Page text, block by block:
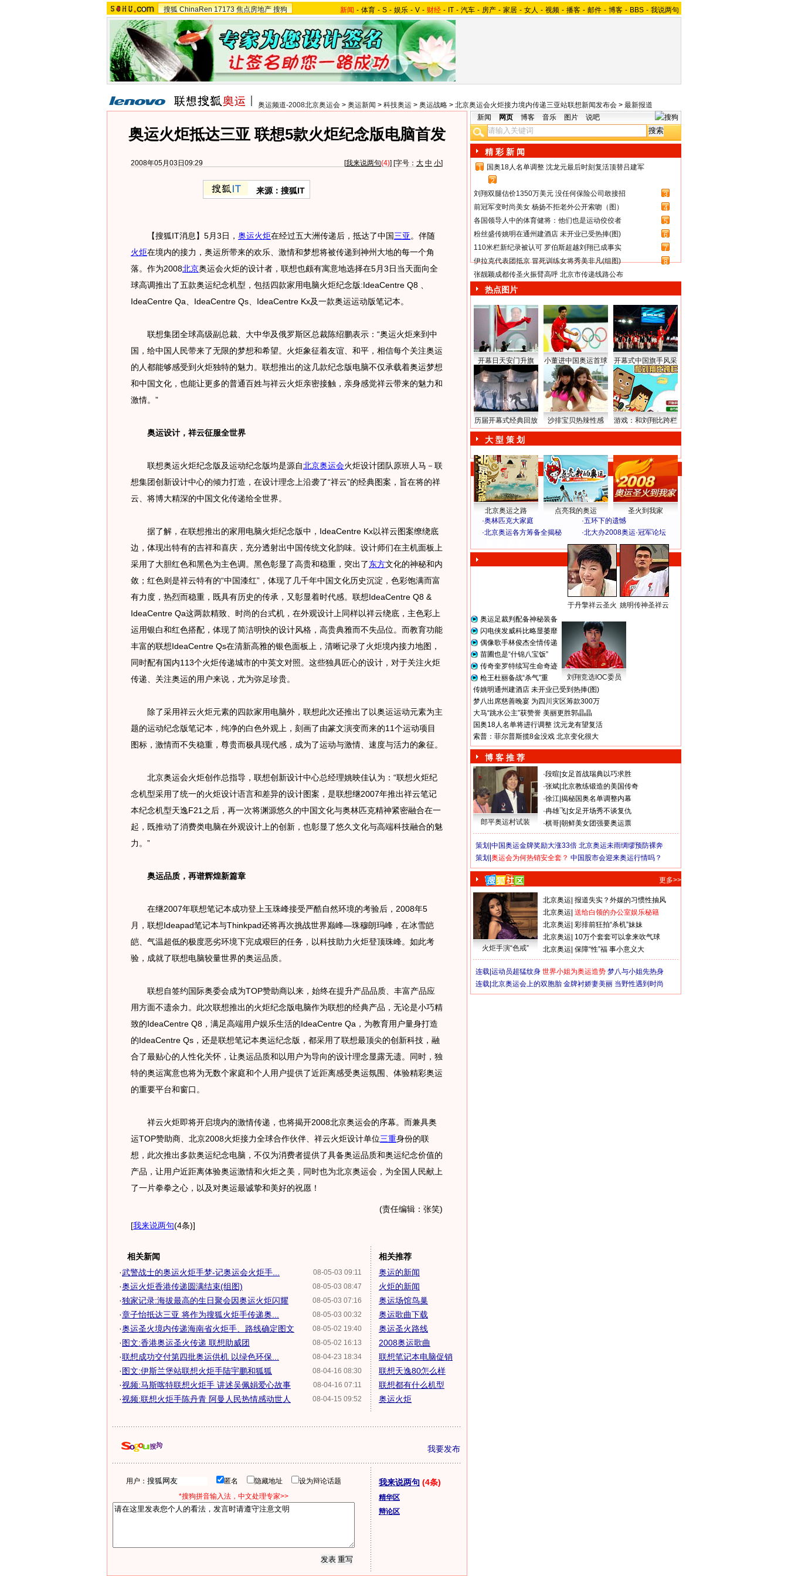
搜狐 ChinaRen 17173 焦点房地产 搜狗 新闻 - 体育 - S - 娱乐 - V - 财经 - IT - 汽车 - 房产 - 家居 - 女人 - 视频 - 播客 - 邮件 - 博客 - BBS - 我说两句
奥运频道-2008北京奥运会 > 奥运新闻 > 科技奥运 > 奥运战略 > 北京奥运会火炬接力境内传递三亚站联想新闻发布会 > 最新报道
奥运火炬抵达三亚 联想5款火炬纪念版电脑首发
2008年05月03日09:29 [我来说两句(4)] [字号： 大 中 小]
来源：搜狐IT
【搜狐IT消息】5月3日， 奥运火炬在经过五大洲传递后，抵达了中国三亚。伴随
火炬在境内的接力，奥运所带来的欢乐、激情和梦想将被传递到神州大地的每一个角
落。作为2008北京奥运会火炬的设计者，联想也颇有寓意地选择在5月3日当天面向全
球高调推出了五款奥运纪念机型，包括四款家用电脑火炬纪念版:IdeaCentre Q8 、
IdeaCentre Qa、IdeaCentre Qs、IdeaCentre Kx及一款奥运运动版笔记本。
联想集团全球高级副总裁、大中华及俄罗斯区总裁陈绍鹏表示：“奥运火炬来到中
国，给中国人民带来了无限的梦想和希望。火炬象征着友谊、和平，相信每个关注奥运
的人都能够感受到火炬独特的魅力。联想推出的这几款纪念版电脑不仅承载着奥运梦想
和中国文化，也能让更多的普通百姓与祥云火炬亲密接触，亲身感觉祥云带来的魅力和
激情。”
奥运设计，祥云征服全世界
联想奥运火炬纪念版及运动纪念版均是源自北京奥运会火炬设计团队原班人马－联
想集团创新设计中心的倾力打造，在设计理念上沿袭了“祥云”的经典图案，旨在将的祥
云、将博大精深的中国文化传递给全世界。
据了解，在联想推出的家用电脑火炬纪念版中，IdeaCentre Kx以祥云图案缭绕底
边，体现出特有的吉祥和喜庆，充分透射出中国传统文化韵味。设计师们在主机面板上
采用了大胆红色和黑色为主色调。黑色彰显了高贵和稳重，突出了东方文化的神秘和内
敛；红色则是祥云特有的“中国漆红”，体现了几千年中国文化历史沉淀，色彩饱满而富
有力度，热烈而稳重，既具有历史的传承，又彰显着时代感。联想IdeaCentre Q8 &
IdeaCentre Qa这两款精致、时尚的台式机，在外观设计上同样以祥云绕底，主色彩上
运用银白和红色搭配，体现了简洁明快的设计风格，高贵典雅而不失品位。而教育功能
丰富的联想IdeaCentre Qs在清新高雅的银色面板上，清晰记录了火炬境内接力地图，
同时配有国内113个火炬传递城市的中英文对照。这些独具匠心的设计，对于关注火炬
传递、关注奥运的用户来说，尤为弥足珍贵。
除了采用祥云火炬元素的四款家用电脑外，联想此次还推出了以奥运运动元素为主
题的运动纪念版笔记本，纯净的白色外观上，刻画了由篆文演变而来的11个运动项目
图标，激情而不失稳重，尊贵而极具现代感，成为了运动与激情、速度与活力的象征。
北京奥运会火炬创作总指导，联想创新设计中心总经理姚映佳认为：“联想火炬纪
念机型采用了统一的火炬设计语言和差异的设计图案，是联想继2007年推出祥云笔记
本纪念机型天逸F21之后，再一次将渊源悠久的中国文化与奥林匹克精神紧密融合在一
起，既推动了消费类电脑在外观设计上的创新，也彰显了悠久文化与高端科技融合的魅
力。”
奥运品质，再谱辉煌新篇章
在继2007年联想笔记本成功登上玉珠峰接受严酷自然环境的考验后，2008年5
月，联想Ideapad笔记本与Thinkpad还将再次挑战世界巅峰—珠穆朗玛峰，在冰雪皑
皑、气温超低的极度恶劣环境下完成艰巨的任务，以科技助力火炬登顶珠峰。如此考
验，成就了联想电脑较量世界的奥运品质。
联想自签约国际奥委会成为TOP赞助商以来，始终在提升产品品质、丰富产品应
用方面不遗余力。此次联想推出的火炬纪念版电脑作为联想的经典产品，无论是小巧精
致的IdeaCentre Q8，满足高端用户娱乐生活的IdeaCentre Qa，为教育用户量身打造
的IdeaCentre Qs，还是联想笔记本奥运纪念版，都采用了联想最顶尖的创新科技，融
合了最贴心的人性化关怀，让奥运品质和以用户为导向的设计理念显露无遗。同时，独
特的奥运寓意也将为无数个家庭和个人用户提供了近距离感受奥运氛围、体验精彩奥运
的重要平台和窗口。
祥云火炬即将开启境内的激情传递，也将揭开2008北京奥运会的序幕。而兼具奥
运TOP赞助商、北京2008火炬接力全球合作伙伴、祥云火炬设计单位三重身份的联
想，此次推出多款奥运纪念电脑，不仅为消费者提供了具备奥运品质和奥运纪念价值的
产品，让用户近距离体验奥运激情和火炬之美，同时也为北京奥运会，为全国人民献上
了一片拳拳之心，以及对奥运最诚挚和美好的祝愿！
(责任编辑：张笑)
[我来说两句(4条)]
相关新闻
08-05-03 09:11
·武警战士的奥运火炬手梦-记奥运会火炬手...
08-05-03 08:47
·奥运火炬香港传递圆满结束(组图)
08-05-03 07:16
·独家记录:海拔最高的生日聚会因奥运火炬闪耀
08-05-03 00:32
·章子怡抵达三亚 将作为搜狐火炬手传递奥...
08-05-02 19:40
·奥运圣火境内传递海南省火炬手、路线确定图文
08-05-02 16:13
·图文:香港奥运圣火传递 联想助威团
08-04-23 18:34
·联想成功交付第四批奥运供机 以绿色环保...
08-04-16 08:30
·图文:伊斯兰堡站联想火炬手陆宇鹏和狐狐
08-04-16 07:11
·视频:马斯喀特联想火炬手 讲述吴佩娟爱心故事
08-04-15 09:52
·视频:联想火炬手陈丹青 阿曼人民热情感动世人
相关推荐
奥运的新闻
火炬的新闻
奥运场馆鸟巢
奥运歌曲下载
奥运圣火路线
2008奥运歌曲
联想笔记本电脑促销
联想天逸80怎么样
联想都有什么机型
奥运火炬
我要发布
用户： 匿名 隐藏地址
设为辩论话题
*搜狗拼音输入法，中文处理专家>>
我来说两句 (4条)
精华区
辩论区
新闻 网页 博客 音乐 图片 说吧
精 彩 新 闻
1
国奥18人名单调整 沈龙元最后时刻复活顶替吕建军
2
刘翔双腿估价1350万美元 没任何保险公司敢接招
3
前冠军变时尚美女 杨扬不拒老外公开索吻（图）
4
各国领导人中的体育健将：他们也是运动佼佼者
5
粉丝盛传姚明在通州建酒店 未开业已受热捧(图)
6
110米栏新纪录被认可 罗伯斯超越刘翔已成事实
7
伊拉克代表团抵京 冒死训练女将秀美非凡(组图)
8
张靓颖成都传圣火振臂高呼 北京市传递线路公布
热点图片
开幕日天安门升旗 小董进中国奥运首球 开幕式中国旗手风采
历届开幕式经典回放 沙排宝贝热辣性感 游戏：和刘翔比跨栏
大 型 策 划
北京奥运之路 点亮我的奥运
圣火到我家
·奥林匹克大家庭 ·五环下的遗憾
·北京奥运各方筹备全揭秘 ·北大办2008奥运·冠军论坛
于丹擎祥云圣火 姚明传神圣祥云
奥运足裁判配备神秘装备
闪电侠发威科比略显萎靡
偶像歌手林俊杰全情传递
苗圃也是“什锦八宝饭”
传奇奎罗特续写生命奇迹
枪王杜丽备战“杀气”重
刘翔竞选IOC委员
传姚明通州建酒店 未开业已受到热捧(图)
梦八出席慈善晚宴 为四川灾区筹款300万
大马“跳水公主”获赞誉 美丽更胜郭晶晶
国奥18人名单将进行调整 沈元龙有望复活
索普：菲尔普斯揽8金没戏 北京变化很大
博 客 推 荐
郎平奥运村试装
·段暄 女足首战瑞典以巧求胜
·张斌 北京教练锻造的美国传奇
·徐江 揭秘国奥名单调整内幕
·冉雄飞 女足开场秀不谈复仇
·棋哥 朝鲜美女团强要奥运票
策划| 中国奥运金牌奖励大涨33倍 北京奥运未雨绸缪预防裸奔
策划| 奥运会为何热销安全套？ 中国股市会迎来奥运行情吗？
更多>>
火炬手演“色戒”
北京奥运 报道失实？外媒的习惯性抽风
北京奥运 送给白领的办公室娱乐秘籍
北京奥运 彩排前狂拍“杀机”妹妹
北京奥运 10万个套套可以拿来吹气球
北京奥运 保障“性”福 事小意义大
连载| 运动员超猛纹身 世界小姐为奥运造势 梦八与小姐先热身
连载| 北京奥运会上的双胞胎 金牌衬娇妻美丽 当野性遇到时尚